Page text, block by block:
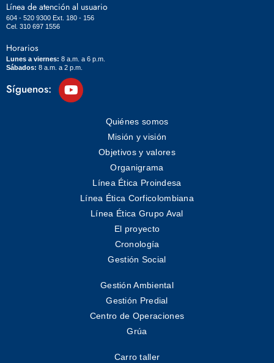
Línea de atención al usuario
604 - 520 9300 Ext. 180 - 156
Cel. 310 697 1556
Horarios
Lunes a viernes: 8 a.m. a 6 p.m.
Sábados: 8 a.m. a 2 p.m.
Síguenos:
Quiénes somos
Misión y visión
Objetivos y valores
Organigrama
Línea Ética Proindesa
Línea Ética Corficolombiana
Línea Ética Grupo Aval
El proyecto
Cronología
Gestión Social
Gestión Ambiental
Gestión Predial
Centro de Operaciones
Grúa
Carro taller